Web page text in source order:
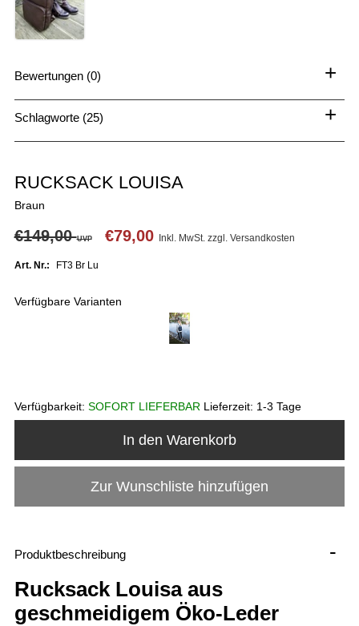
Bewertungen (0) +
Schlagworte (25) +
RUCKSACK LOUISA
Braun
€149,00UVP €79,00 Inkl. MwSt. zzgl. Versandkosten
Art. Nr.: FT3 Br Lu
Verfügbare Varianten
Verfügbarkeit: SOFORT LIEFERBAR Lieferzeit: 1-3 Tage
In den Warenkorb
Zur Wunschliste hinzufügen
Produktbeschreibung
-
Rucksack Louisa aus
geschmeidigem Öko-Leder